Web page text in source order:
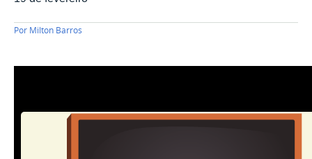
Por Milton Barros